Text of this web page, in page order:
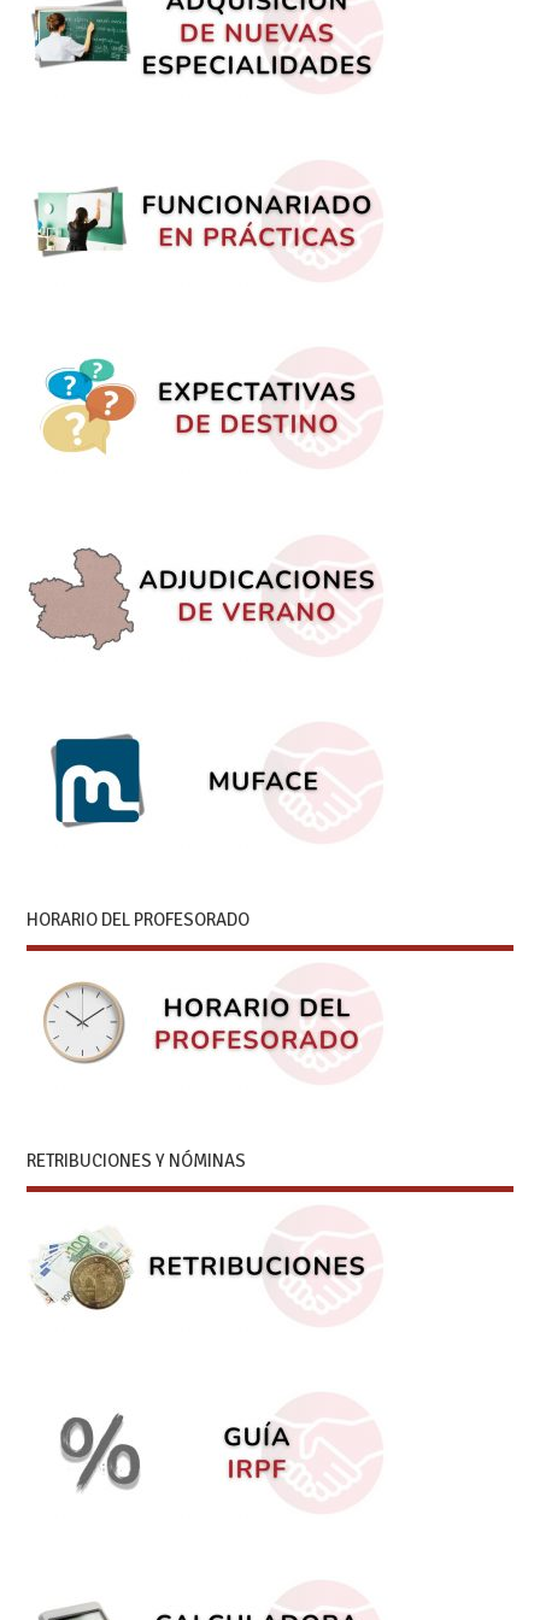
HORARIO DEL PROFESORADO
RETRIBUCIONES Y NÓMINAS